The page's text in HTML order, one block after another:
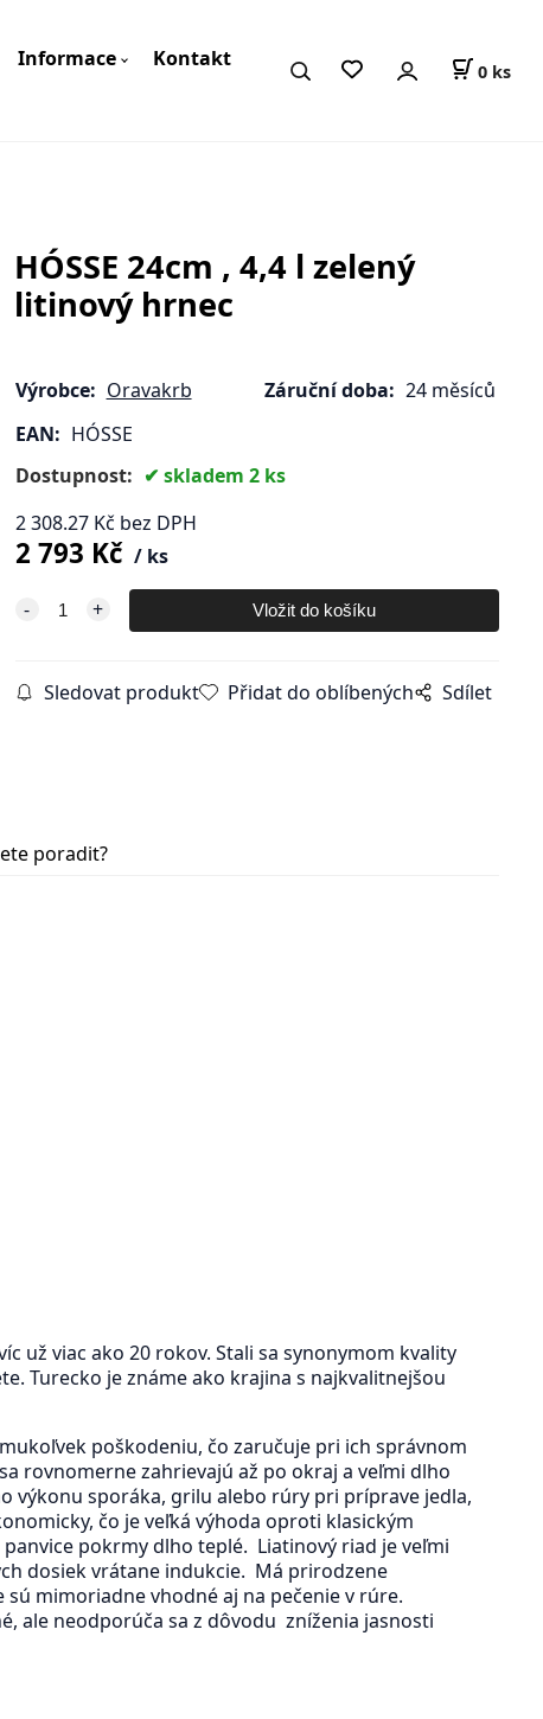
Informace Kontakt 0 ks
HÓSSE 24cm , 4,4 l zelený
litinový hrnec
Výrobce: Oravakrb Záruční doba: 24 měsíců
EAN: HÓSSE
Dostupnost:
skladem 2 ks
2 308.27Kč bez DPH
2 793 Kč ks
Sledovat produkt Přidat do oblíbených Sdílet
poradit?
už viac ako 20 rokov. Stali sa synonymom kvality
Turecko je známe ako krajina s najkvalitnejšou
poškodeniu, čo zaručuje pri ich správnom
rovnomerne zahrievajú až po okraj a veľmi dlho
výkonu sporáka, grilu alebo rúry pri príprave jedla,
čo je veľká výhoda oproti klasickým
pokrmy dlho teplé. Liatinový riad je veľmi
dosiek vrátane indukcie. Má prirodzene
mimoriadne vhodné aj na pečenie v rúre.
ale neodporúča sa z dôvodu zníženia jasnosti